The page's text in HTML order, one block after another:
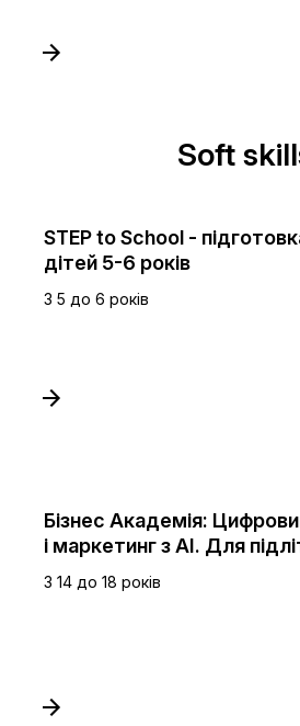
Soft
STEP to School -
дітей 5-6 років
З 5 до 6 років
Бізнес Академія:
і маркетинг з AI. Для
З 14 до 18 років